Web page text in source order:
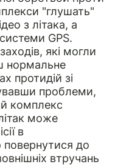
"глушать"
з літака, а
GPS.
які могли
нормальне
протидій зі
проблеми,
комплекс
може
в
до
втручань